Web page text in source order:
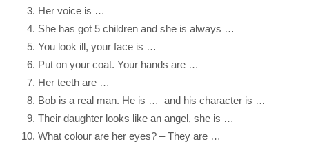
Her voice is …
She has got 5 children and she is always …
You look ill, your face is …
Put on your coat. Your hands are …
Her teeth are …
Bob is a real man. He is … and his character is …
Their daughter looks like an angel, she is …
What colour are her eyes? – They are …